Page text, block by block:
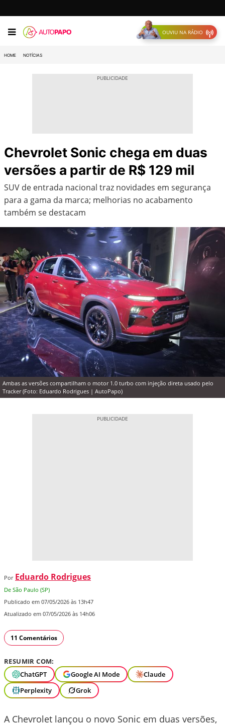
OUVIU NA RÁDIO
HOME NOTÍCIAS
Chevrolet Sonic chega em duas
versões a partir de R$ 129 mil
SUV de entrada nacional traz novidades em segurança
para a gama da marca; melhorias no acabamento
também se destacam
Ambas as versões compartilham o motor 1.0 turbo com injeção direta usado pelo
Tracker (Foto: Eduardo Rodrigues | AutoPapo)
Por Eduardo Rodrigues
De São Paulo (SP)
Publicado em 07/05/2026 às 13h47
Atualizado em 07/05/2026 às 14h06
11 Comentários
RESUMIR COM:
ChatGPT
Google AI Mode
Claude
Perplexity
Grok
A Chevrolet lançou o novo Sonic em duas versões,